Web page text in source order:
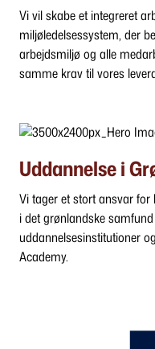
Vi vil skabe et integreret
miljøledelsessystem, der
arbejdsmiljø og alle
samme krav til vores
Uddannelse i
Vi tager et stort ansvar
i det grønlandske
uddannelsesinstitutioner
Academy.